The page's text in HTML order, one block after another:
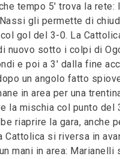
tempo 5' trova la rete:
gli permette di
gol del 3-0. La
nuovo sotto i colpi di
e poi a 3' dalla fine
un angolo fatto
in area per una
la mischia col punto del
riaprire la gara, anche
Cattolica si riversa in
mani in area: Marianelli